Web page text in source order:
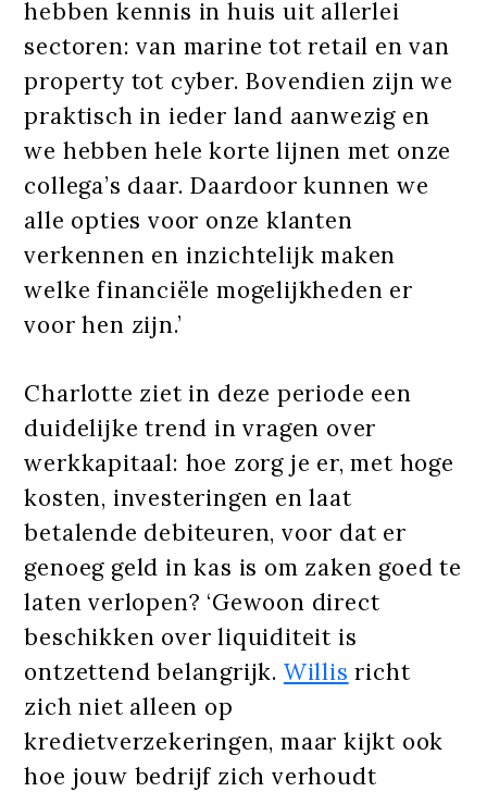
hebben kennis in huis uit allerlei
sectoren: van marine tot retail en van
property tot cyber. Bovendien zijn we
praktisch in ieder land aanwezig en
we hebben hele korte lijnen met onze
collega’s daar. Daardoor kunnen we
alle opties voor onze klanten
verkennen en inzichtelijk maken
welke financiële mogelijkheden er
voor hen zijn.’
Charlotte ziet in deze periode een
duidelijke trend in vragen over
werkkapitaal: hoe zorg je er, met hoge
kosten, investeringen en laat
betalende debiteuren, voor dat er
genoeg geld in kas is om zaken goed te
laten verlopen? ‘Gewoon direct
beschikken over liquiditeit is
ontzettend belangrijk. Willis richt
zich niet alleen op
kredietverzekeringen, maar kijkt ook
hoe jouw bedrijf zich verhoudt